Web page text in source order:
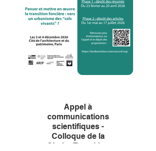
Baudoyer, Paris 4e), salle des
fêtes.
Fruit de deux ans de travail
l'ADEME, d'ICADE et d'ARP
Astrance, cet outil a été
développé par l'Institut de la
Transition foncière. Il offre les
clés de lecture aux porteurs de
projet pour concevoir leurs
opérations de renaturation,
anticiper les arbitrages
Appel à
communications
scientifiques -
Colloque de la
Chaire Transition